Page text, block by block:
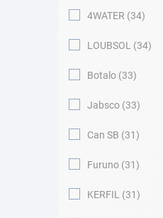
4WATER 34
LOUBSOL 34
Botalo 33
Jabsco 33
Can SB 31
Furuno 31
KERFIL 31